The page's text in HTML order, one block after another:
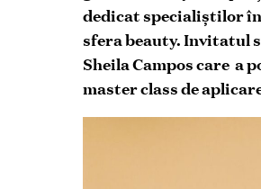
dedicat specialiştilor
sfera beauty. Invitatul
Sheila Campos care a
master class de